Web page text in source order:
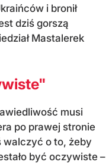
i bronił
dziś gorszą
Mastalerek
musi
po prawej stronie
walczyć o to, żeby
być oczywiste –